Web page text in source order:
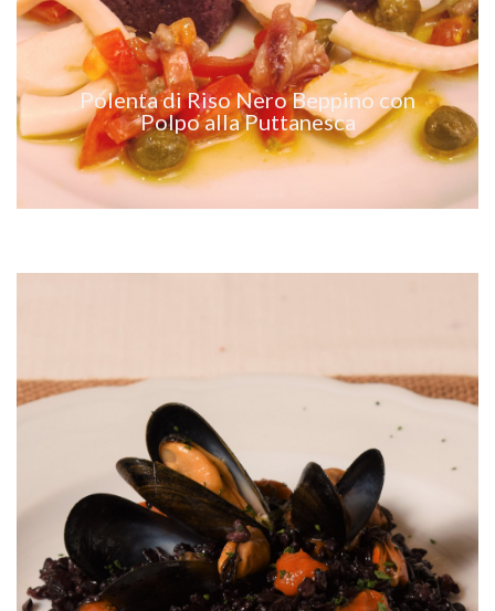
Polenta di Riso Nero Beppino con
Polpo alla Puttanesca
VEDI RICETTA